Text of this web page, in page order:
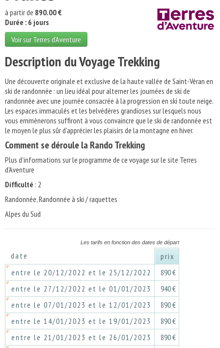
à partir de 890.00 €
Durée : 6 jours
Voir sur Terres d'Aventure
Description du Voyage Trekking
Une découverte originale et exclusive de la haute vallée de Saint-Véran en
ski de randonnée : un lieu idéal pour alterner les journées de ski de
randonnée avec une journée consacrée à la progression en ski toute neige.
Les espaces immaculés et les belvédères grandioses sur lesquels nous
vous emmènerons suffiront à vous convaincre que le ski de randonnée est
le moyen le plus sûr d'apprécier les plaisirs de la montagne en hiver.
Comment se déroule la Rando Trekking
Plus d'informations sur le programme de ce voyage sur le site Terres
d'Aventure
Difficulté : 2
Randonnée, Randonnée à ski / raquettes
Alpes du Sud
Les tarifs en fonction des dates de départ
date
prix
entre le 20/12/2022 et le 25/12/2022
890 €
entre le 27/12/2022 et le 01/01/2023
940 €
entre le 07/01/2023 et le 12/01/2023
890 €
entre le 14/01/2023 et le 19/01/2023
890 €
entre le 21/01/2023 et le 26/01/2023
890 €